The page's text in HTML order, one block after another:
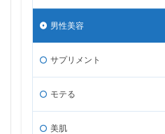
男性美容
サプリメント
モテる
美肌